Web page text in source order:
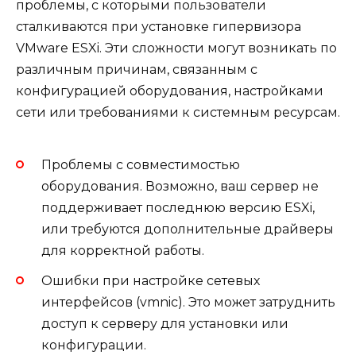
проблемы, с которыми пользователи
сталкиваются при установке гипервизора
VMware ESXi. Эти сложности могут возникать по
различным причинам, связанным с
конфигурацией оборудования, настройками
сети или требованиями к системным ресурсам.
Проблемы с совместимостью
оборудования. Возможно, ваш сервер не
поддерживает последнюю версию ESXi,
или требуются дополнительные драйверы
для корректной работы.
Ошибки при настройке сетевых
интерфейсов (vmnic). Это может затруднить
доступ к серверу для установки или
конфигурации.